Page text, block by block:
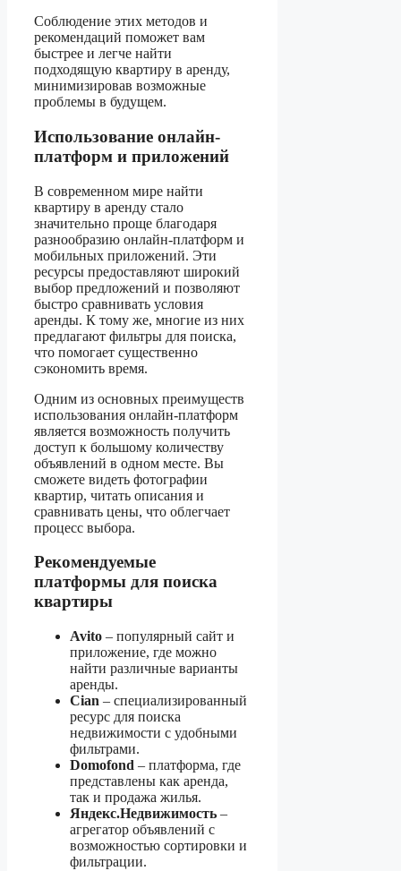
Соблюдение этих методов и
рекомендаций поможет вам
быстрее и легче найти
подходящую квартиру в аренду,
минимизировав возможные
проблемы в будущем.
Использование онлайн-
платформ и приложений
В современном мире найти
квартиру в аренду стало
значительно проще благодаря
разнообразию онлайн-платформ и
мобильных приложений. Эти
ресурсы предоставляют широкий
выбор предложений и позволяют
быстро сравнивать условия
аренды. К тому же, многие из них
предлагают фильтры для поиска,
что помогает существенно
сэкономить время.
Одним из основных преимуществ
использования онлайн-платформ
является возможность получить
доступ к большому количеству
объявлений в одном месте. Вы
сможете видеть фотографии
квартир, читать описания и
сравнивать цены, что облегчает
процесс выбора.
Рекомендуемые
платформы для поиска
квартиры
Avito – популярный сайт и
приложение, где можно
найти различные варианты
аренды.
Cian – специализированный
ресурс для поиска
недвижимости с удобными
фильтрами.
Domofond – платформа, где
представлены как аренда,
так и продажа жилья.
Яндекс.Недвижимость –
агрегатор объявлений с
возможностью сортировки и
фильтрации.